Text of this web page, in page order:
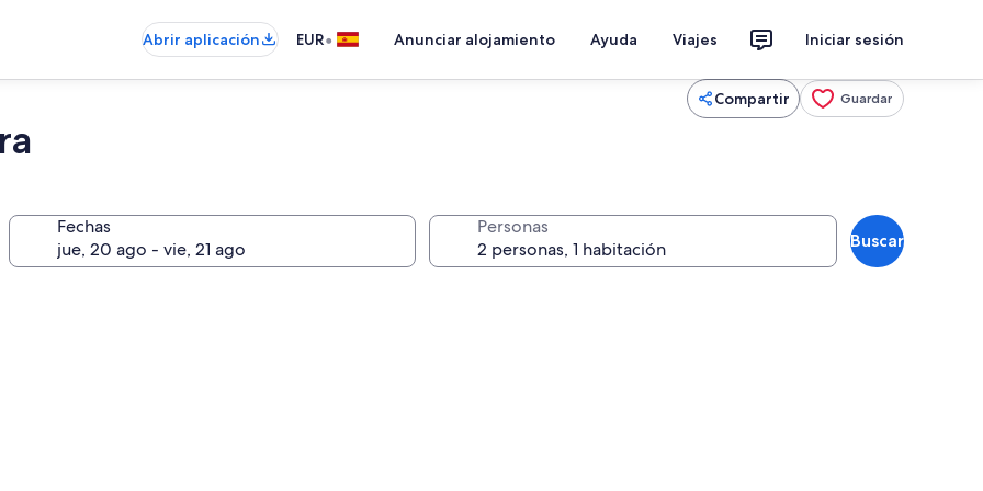
Abrir aplicación EUR• Anunciar alojamiento Ayuda Viajes Iniciar sesión
Compartir Guardar
Fechas Personas
Buscar